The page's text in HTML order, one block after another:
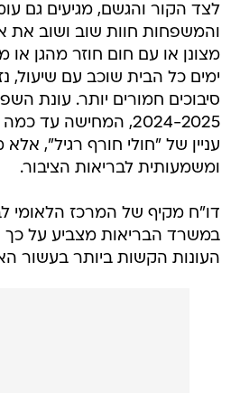
לצד הקור והגשם, מגיעים גם
והמשפחות חוות שוב ושוב את
מצונן או עם חום חוזר מהגן או
ימים כל הבית שוכב עם שיעול,
סיבוכים חמורים יותר. עונת
2024-2025, המחישה
עניין של "חולי חורף רגיל",
ומשמעותית לבריאות הציבור.
דו"ח מקיף של המרכז הלאומי
במשרד הבריאות מצביע על כך
העונות הקשות ביותר בעשור